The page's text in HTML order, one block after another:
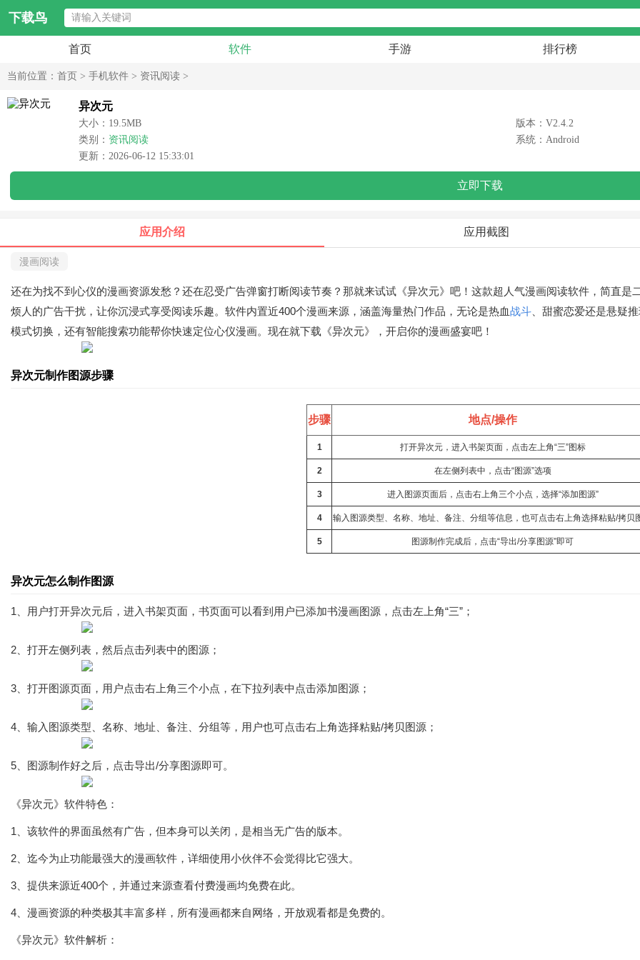
下载鸟
首页 软件 手游 排行榜
当前位置： 首页 > 手机软件 > 资讯阅读 >
异次元
大小：19.5MB
版本：V2.4.2
类别： 资讯阅读
系统：Android
更新：2026-06-12 15:33:01
立即下载
应用介绍 应用截图
漫画阅读
还在为找不到心仪的漫画资源发愁？还在忍受广告弹窗打断阅读节奏？那就来试试《异次元》吧！这款超人气漫画阅读软件，简直
烦人的广告干扰，让你沉浸式享受阅读乐趣。软件内置近400个漫画来源，涵盖海量热门作品，无论是热血战斗 、甜蜜恋爱还是悬疑
模式切换，还有智能搜索功能帮你快速定位心仪漫画。现在就下载《异次元》，开启你的漫画盛宴吧！
异次元制作图源步骤
步骤 地点/操作
1 打开异次元，进入书架页面，点击左上角“三”图标
2 在左侧列表中，点击“图源”选项
3 进入图源页面后，点击右上角三个小点，选择“添加图源”
4 输入图源类型、名称、地址、备注、分组等信息，也可点击右上角选择粘贴/拷贝
5 图源制作完成后，点击“导出/分享图源”即可
异次元怎么制作图源
1、用户打开异次元后，进入书架页面，书页面可以看到用户已添加书漫画图源，点击左上角“三”；
2、打开左侧列表，然后点击列表中的图源；
3、打开图源页面，用户点击右上角三个小点，在下拉列表中点击添加图源；
4、输入图源类型、名称、地址、备注、分组等，用户也可点击右上角选择粘贴/拷贝图源；
5、图源制作好之后，点击导出/分享图源即可。
《异次元》软件特色：
1、该软件的界面虽然有广告，但本身可以关闭，是相当无广告的版本。
2、迄今为止功能最强大的漫画软件，详细使用小伙伴不会觉得比它强大。
3、提供来源近400个，并通过来源查看付费漫画均免费在此。
4、漫画资源的种类极其丰富多样，所有漫画都来自网络，开放观看都是免费的。
《异次元》软件解析：